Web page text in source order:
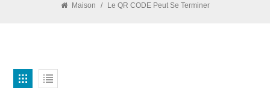
Maison / Le QR CODE Peut Se Terminer